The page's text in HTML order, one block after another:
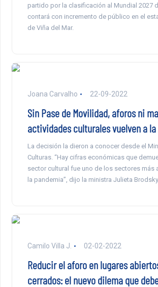
partido por la clasificación al Mundial 2027
contará con incremento de público en el
de Viña del Mar.
Joana Carvalho 22-09-2022
Sin Pase de Movilidad, aforos ni
actividades culturales vuelven a
La decisión la dieron a conocer desde el
Culturas. “Hay cifras económicas que
sector cultural fue uno de los sectores más
la pandemia”, dijo la ministra Julieta Brodsky.
Camilo Villa J. 02-02-2022
Reducir el aforo en lugares
cerrados: el nuevo dilema que